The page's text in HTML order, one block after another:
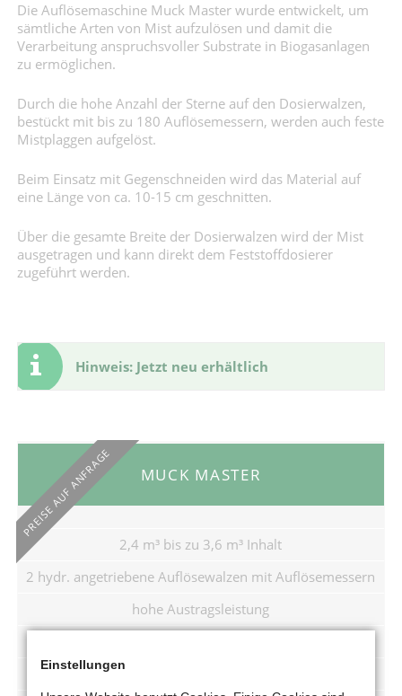
Die Auflösemaschine Muck Master wurde entwickelt, um
sämtliche Arten von Mist aufzulösen und damit die
Verarbeitung anspruchsvoller Substrate in Biogasanlagen
zu ermöglichen.
Durch die hohe Anzahl der Sterne auf den Dosierwalzen,
bestückt mit bis zu 180 Auflösemessern, werden auch feste
Mistplaggen aufgelöst.
Beim Einsatz mit Gegenschneiden wird das Material auf
eine Länge von ca. 10-15 cm geschnitten.
Über die gesamte Breite der Dosierwalzen wird der Mist
ausgetragen und kann direkt dem Feststoffdosierer
zugeführt werden.
Hinweis: Jetzt neu erhältlich
MUCK MASTER
PREISE AUF ANFRAGE
2,4 m³ bis zu 3,6 m³ Inhalt
2 hydr. angetriebene Auflösewalzen mit Auflösemessern
hohe Austragsleistung
Einstellungen